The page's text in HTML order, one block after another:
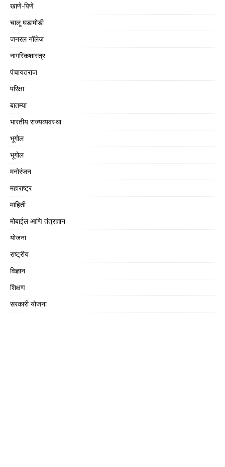
खाणे-पिणे
चालू घडामोडी
जनरल नॉलेज
नागरिकशास्त्र
पंचायतराज
परिक्षा
बातम्या
भारतीय राज्यव्यवस्था
भूगोल
भूगोल
मनोरंजन
महाराष्ट्र
माहिती
मोबाईल आणि तंत्रज्ञान
योजना
राष्ट्रीय
विज्ञान
शिक्षण
सरकारी योजना